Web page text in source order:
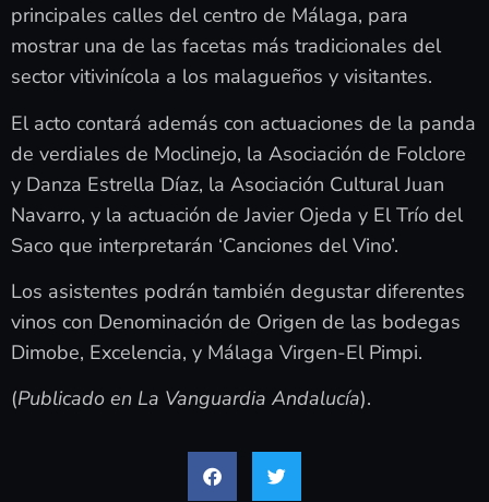
principales calles del centro de Málaga, para
mostrar una de las facetas más tradicionales del
sector vitivinícola a los malagueños y visitantes.
El acto contará además con actuaciones de la panda
de verdiales de Moclinejo, la Asociación de Folclore
y Danza Estrella Díaz, la Asociación Cultural Juan
Navarro, y la actuación de Javier Ojeda y El Trío del
Saco que interpretarán ‘Canciones del Vino’.
Los asistentes podrán también degustar diferentes
vinos con Denominación de Origen de las bodegas
Dimobe, Excelencia, y Málaga Virgen-El Pimpi.
(Publicado en La Vanguardia Andalucía).